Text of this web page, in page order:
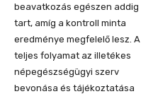
beavatkozás egészen addig
tart, amíg a kontroll minta
eredménye megfelelő lesz. A
teljes folyamat az illetékes
népegészségügyi szerv
bevonása és tájékoztatása